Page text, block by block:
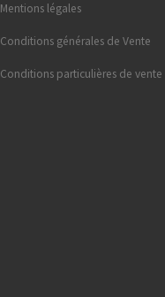
Mentions légales
Conditions générales de Vente
Conditions particulières de vente